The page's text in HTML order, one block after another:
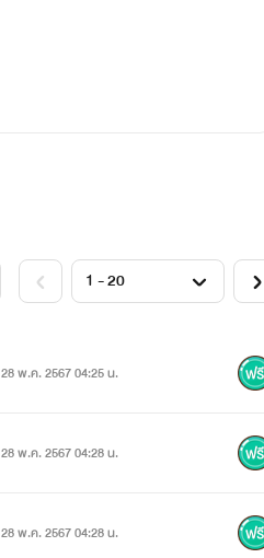
28 พ.ค. 2567 04:25 น.
28 พ.ค. 2567 04:28 น.
28 พ.ค. 2567 04:28 น.